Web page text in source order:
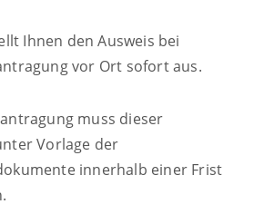
Ihnen den Ausweis bei
vor Ort sofort aus.
muss dieser
Vorlage der
innerhalb einer Frist